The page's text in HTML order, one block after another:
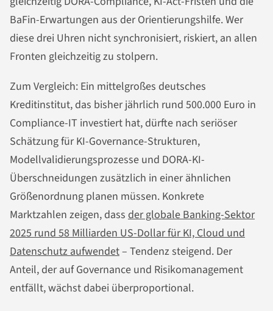
BaFin-Erwartungen aus der Orientierungshilfe. Wer
diese drei Uhren nicht synchronisiert, riskiert, an allen
Fronten gleichzeitig zu stolpern.
Zum Vergleich: Ein mittelgroßes deutsches
Kreditinstitut, das bisher jährlich rund 500.000 Euro in
Compliance-IT investiert hat, dürfte nach seriöser
Schätzung für KI-Governance-Strukturen,
Modellvalidierungsprozesse und DORA-KI-
Überschneidungen zusätzlich in einer ähnlichen
Größenordnung planen müssen. Konkrete
Marktzahlen zeigen, dass der globale Banking-Sektor
2025 rund 58 Milliarden US-Dollar für KI, Cloud und
Datenschutz aufwendet– Tendenz steigend. Der
Anteil, der auf Governance und Risikomanagement
entfällt, wächst dabei überproportional.